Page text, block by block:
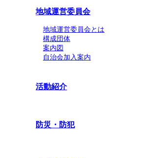
地域運営委員会
地域運営委員会とは
構成団体
案内図
自治会加入案内
活動紹介
防災・防犯